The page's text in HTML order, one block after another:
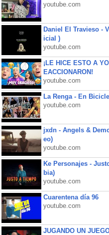
youtube.com
Daniel El Travieso -
icial )
youtube.com
¡LE HICE ESTO A
EACCIONARON!
youtube.com
La Renga - En
youtube.com
jxdn - Angels &
eo)
youtube.com
Ke Personajes -
bia)
youtube.com
Cuarentena día 96
youtube.com
JUGANDO UN